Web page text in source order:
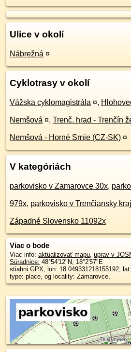
Ulice v okolí
Nábrežná ¤
Cyklotrasy v okolí
Vážska cyklomagistrála ¤,
Nemšová ¤, Trenč. hrad - Trenčín
Nemšová - Horné Srnie (CZ-SK) ¤
V kategóriách
parkovisko v Zamarovce 30x,
979x, parkovisko v Trenčiansky
Západné Slovensko 11092x
Viac o bode
Viac info: aktualizovať mapu, uprav v
Súradnice: 48°54'12"N, 18°2'57"E
stiahni GPX, lon: 18.049331218155192,
type: place, og locality: Zamarovce,